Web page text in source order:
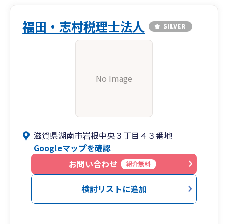
福田・志村税理士法人
No Image
滋賀県湖南市岩根中央３丁目４３番地
Googleマップを確認
お問い合わせ
紹介無料
検討リストに追加